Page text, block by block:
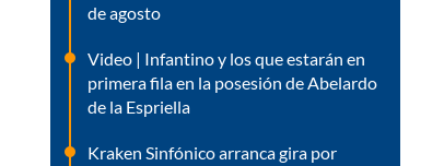
de agosto
Video | Infantino y los que estarán en
primera fila en la posesión de Abelardo
de la Espriella
Kraken Sinfónico arranca gira por